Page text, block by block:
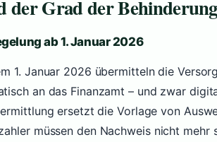
der Grad der
ab 1. Januar 2026
1. Januar 2026 übermitteln die
an das Finanzamt – und zwar
ersetzt die Vorlage von
müssen den Nachweis nicht